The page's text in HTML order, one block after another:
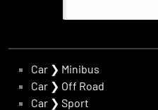
Car ❯ Minibus
Car ❯ Off Road
Car ❯ Sport